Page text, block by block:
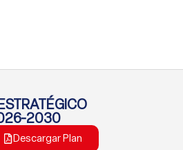
2030
Descargar Plan